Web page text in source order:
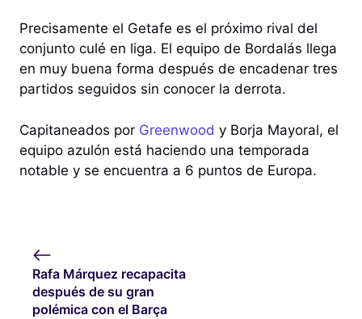
Precisamente el Getafe es el próximo rival del
conjunto culé en liga. El equipo de Bordalás llega
en muy buena forma después de encadenar tres
partidos seguidos sin conocer la derrota.
Capitaneados por Greenwood y Borja Mayoral, el
equipo azulón está haciendo una temporada
notable y se encuentra a 6 puntos de Europa.
Rafa Márquez recapacita
después de su gran
polémica con el Barça